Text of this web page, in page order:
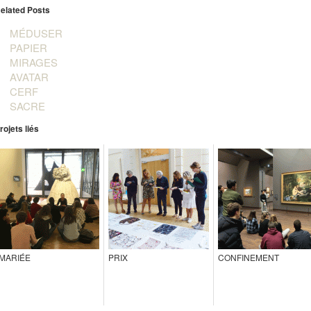
Posts
MÉDUSER
PAPIER
MIRAGES
AVATAR
CERF
SACRE
liés
PRIX CONFINEMENT